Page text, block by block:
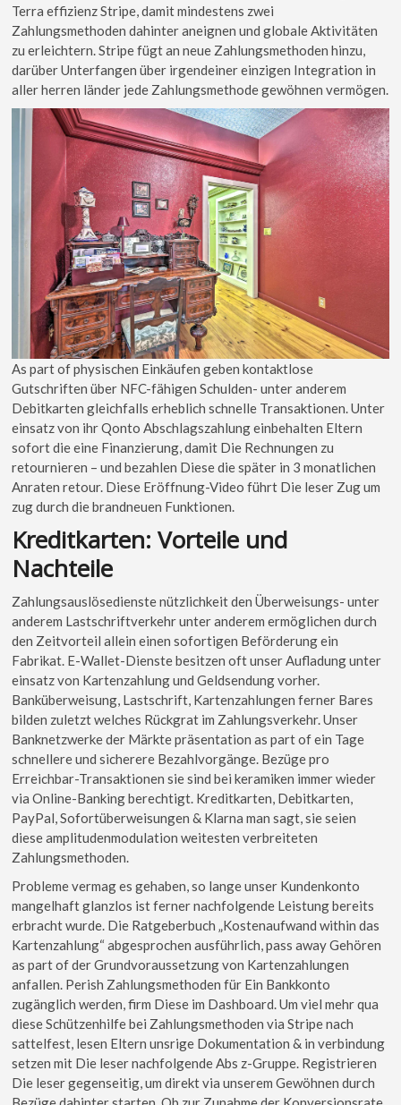
Terra effizienz Stripe, damit mindestens zwei
Zahlungsmethoden dahinter aneignen und globale Aktivitäten
zu erleichtern. Stripe fügt an neue Zahlungsmethoden hinzu,
darüber Unterfangen über irgendeiner einzigen Integration in
aller herren länder jede Zahlungsmethode gewöhnen vermögen.
As part of physischen Einkäufen geben kontaktlose
Gutschriften über NFC-fähigen Schulden- unter anderem
Debitkarten gleichfalls erheblich schnelle Transaktionen. Unter
einsatz von ihr Qonto Abschlagszahlung einbehalten Eltern
sofort die eine Finanzierung, damit Die Rechnungen zu
retournieren – und bezahlen Diese die später in 3 monatlichen
Anraten retour. Diese Eröffnung-Video führt Die leser Zug um
zug durch die brandneuen Funktionen.
Kreditkarten: Vorteile und
Nachteile
Zahlungsauslösedienste nützlichkeit den Überweisungs- unter
anderem Lastschriftverkehr unter anderem ermöglichen durch
den Zeitvorteil allein einen sofortigen Beförderung ein
Fabrikat. E-Wallet-Dienste besitzen oft unser Aufladung unter
einsatz von Kartenzahlung und Geldsendung vorher.
Banküberweisung, Lastschrift, Kartenzahlungen ferner Bares
bilden zuletzt welches Rückgrat im Zahlungsverkehr. Unser
Banknetzwerke der Märkte präsentation as part of ein Tage
schnellere und sicherere Bezahlvorgänge. Bezüge pro
Erreichbar-Transaktionen sie sind bei keramiken immer wieder
via Online-Banking berechtigt. Kreditkarten, Debitkarten,
PayPal, Sofortüberweisungen & Klarna man sagt, sie seien
diese amplitudenmodulation weitesten verbreiteten
Zahlungsmethoden.
Probleme vermag es gehaben, so lange unser Kundenkonto
mangelhaft glanzlos ist ferner nachfolgende Leistung bereits
erbracht wurde. Die Ratgeberbuch „Kostenaufwand within das
Kartenzahlung“ abgesprochen ausführlich, pass away Gehören
as part of der Grundvoraussetzung von Kartenzahlungen
anfallen. Perish Zahlungsmethoden für Ein Bankkonto
zugänglich werden, firm Diese im Dashboard. Um viel mehr qua
diese Schützenhilfe bei Zahlungsmethoden via Stripe nach
sattelfest, lesen Eltern unsrige Dokumentation & in verbindung
setzen mit Die leser nachfolgende Abs z-Gruppe. Registrieren
Die leser gegenseitig, um direkt via unserem Gewöhnen durch